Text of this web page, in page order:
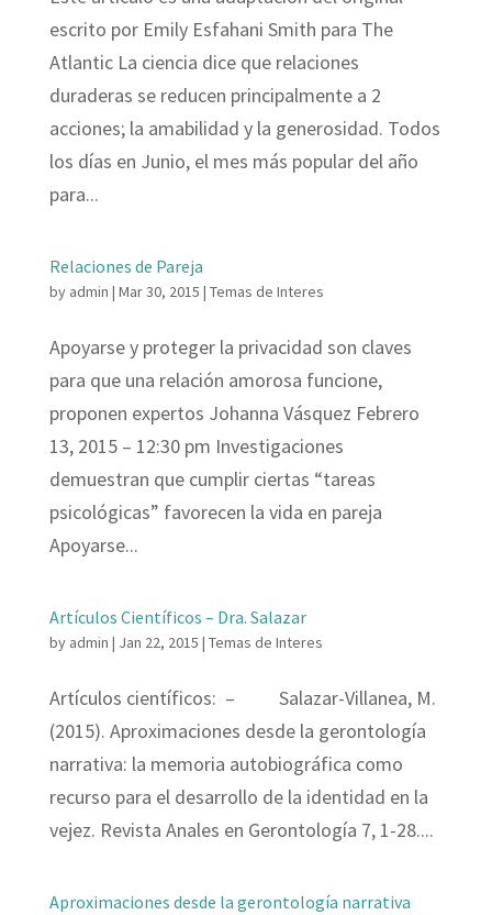
escrito por Emily Esfahani Smith para The
Atlantic La ciencia dice que relaciones
duraderas se reducen principalmente a 2
acciones; la amabilidad y la generosidad. Todos
los días en Junio, el mes más popular del año
para...
Relaciones de Pareja
by admin | Mar 30, 2015 | Temas de Interes
Apoyarse y proteger la privacidad son claves
para que una relación amorosa funcione,
proponen expertos Johanna Vásquez Febrero
13, 2015 – 12:30 pm ​Investigaciones
demuestran que cumplir ciertas “tareas
psicológicas” favorecen la vida en pareja
Apoyarse...
Artículos Científicos – Dra. Salazar
by admin | Jan 22, 2015 | Temas de Interes
Artículos científicos: – Salazar-Villanea, M.
(2015). Aproximaciones desde la gerontología
narrativa: la memoria autobiográfica como
recurso para el desarrollo de la identidad en la
vejez. Revista Anales en Gerontología 7, 1-28....
Aproximaciones desde la gerontología narrativa